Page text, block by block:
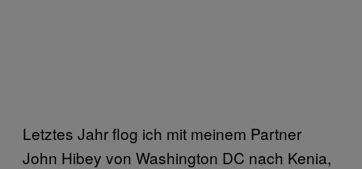
Letztes Jahr flog ich mit meinem Partner
John Hibey von Washington DC nach Kenia,